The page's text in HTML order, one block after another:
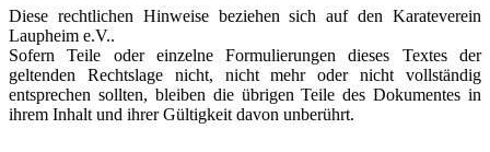
Diese rechtlichen Hinweise beziehen sich auf den Karateverein
Laupheim e.V..
Sofern Teile oder einzelne Formulierungen dieses Textes der
geltenden Rechtslage nicht, nicht mehr oder nicht vollständig
entsprechen sollten, bleiben die übrigen Teile des Dokumentes in
ihrem Inhalt und ihrer Gültigkeit davon unberührt.